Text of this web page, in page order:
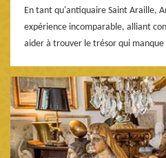
En tant qu'antiquaire Saint Araille,
expérience incomparable, alliant
aider à trouver le trésor qui